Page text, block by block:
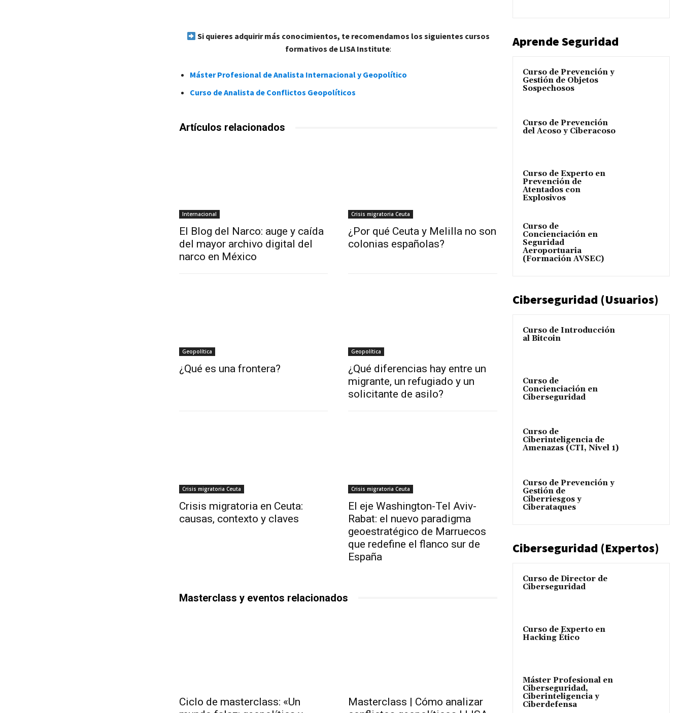
Si quieres adquirir más conocimientos, te recomendamos los siguientes cursos
formativos de LISA Institute:
Máster Profesional de Analista Internacional y Geopolítico
Curso de Analista de Conflictos Geopolíticos
Artículos relacionados
Internacional
El Blog del Narco: auge y caída
del mayor archivo digital del
narco en México
Crisis migratoria Ceuta
¿Por qué Ceuta y Melilla no son
colonias españolas?
Geopolítica
¿Qué es una frontera?
Geopolítica
¿Qué diferencias hay entre un
migrante, un refugiado y un
solicitante de asilo?
Crisis migratoria Ceuta
Crisis migratoria en Ceuta:
causas, contexto y claves
Crisis migratoria Ceuta
El eje Washington-Tel Aviv-
Rabat: el nuevo paradigma
geoestratégico de Marruecos
que redefine el flanco sur de
España
Masterclass y eventos relacionados
Ciclo de masterclass: «Un
Masterclass | Cómo analizar
Aprende Seguridad
Curso de Prevención y
Gestión de Objetos
Sospechosos
Curso de Prevención
del Acoso y Ciberacoso
Curso de Experto en
Prevención de
Atentados con
Explosivos
Curso de
Concienciación en
Seguridad
Aeroportuaria
(Formación AVSEC)
Ciberseguridad (Usuarios)
Curso de Introducción
al Bitcoin
Curso de
Concienciación en
Ciberseguridad
Curso de
Ciberinteligencia de
Amenazas (CTI, Nivel 1)
Curso de Prevención y
Gestión de
Ciberriesgos y
Ciberataques
Ciberseguridad (Expertos)
Curso de Director de
Ciberseguridad
Curso de Experto en
Hacking Ético
Máster Profesional en
Ciberseguridad,
Ciberinteligencia y
Ciberdefensa